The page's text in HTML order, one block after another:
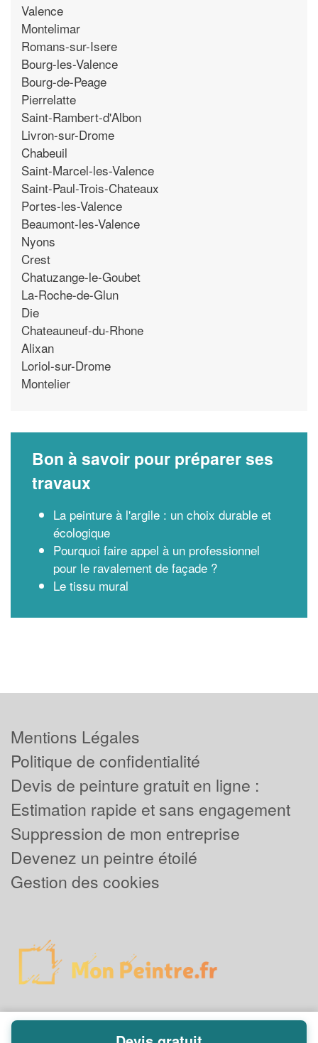
Valence
Montelimar
Romans-sur-Isere
Bourg-les-Valence
Bourg-de-Peage
Pierrelatte
Saint-Rambert-d'Albon
Livron-sur-Drome
Chabeuil
Saint-Marcel-les-Valence
Saint-Paul-Trois-Chateaux
Portes-les-Valence
Beaumont-les-Valence
Nyons
Crest
Chatuzange-le-Goubet
La-Roche-de-Glun
Die
Chateauneuf-du-Rhone
Alixan
Loriol-sur-Drome
Montelier
Bon à savoir pour préparer ses
travaux
La peinture à l'argile : un choix durable et
écologique
Pourquoi faire appel à un professionnel
pour le ravalement de façade ?
Le tissu mural
Mentions Légales
Politique de confidentialité
Devis de peinture gratuit en ligne :
Estimation rapide et sans engagement
Suppression de mon entreprise
Devenez un peintre étoilé
Gestion des cookies